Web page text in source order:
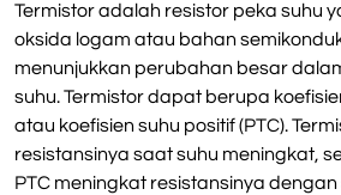
Termistor adalah resistor peka suhu
oksida logam atau bahan
menunjukkan perubahan besar
suhu. Termistor dapat berupa
atau koefisien suhu positif (PTC).
resistansinya saat suhu meningkat,
PTC meningkat resistansinya dengan